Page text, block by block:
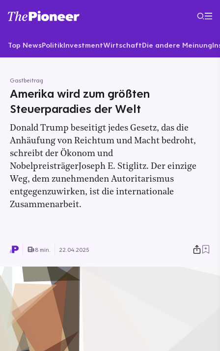
Top NewsPolitikInvestmentWirtschaftDie andere Meinung
Gastbeitrag
Amerika wird zum größten
Steuerparadies der Welt
Donald Trump beseitigt jedes Gesetz, das die
Anhäufung von Reichtum und Macht bedroht,
schreibt der Ökonom und
NobelpreisträgerJoseph E. Stiglitz. Der einzige
Weg, dem zunehmenden Autoritarismus
entgegenzuwirken, ist die internationale
Zusammenarbeit.
8 min. 22.04.2025